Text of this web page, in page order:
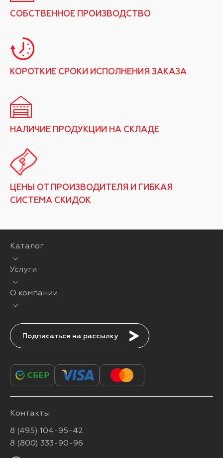
СОБСТВЕННОЕ ПРОИЗВОДСТВО
КОРОТКИЕ СРОКИ ИСПОЛНЕНИЯ ЗАКАЗА
НАЛИЧИЕ ПРОДУКЦИИ НА СКЛАДЕ
ЦЕНЫ ОТ ПРОИЗВОДИТЕЛЯ И ГИБКАЯ
СИСТЕМА СКИДОК
Каталог
Услуги
О компании
Подписаться
Контакты
8 (495) 104-95-42
8 (800) 333-90-96